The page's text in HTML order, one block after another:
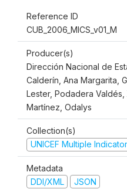
Reference ID
CUB_2006_MICS_v01_M
Producer(s)
Dirección Nacional de
Calderín, Ana Margarita,
Lester, Podadera
Martínez, Odalys
Collection(s)
UNICEF Multiple
Metadata
DDI/XML
JSON